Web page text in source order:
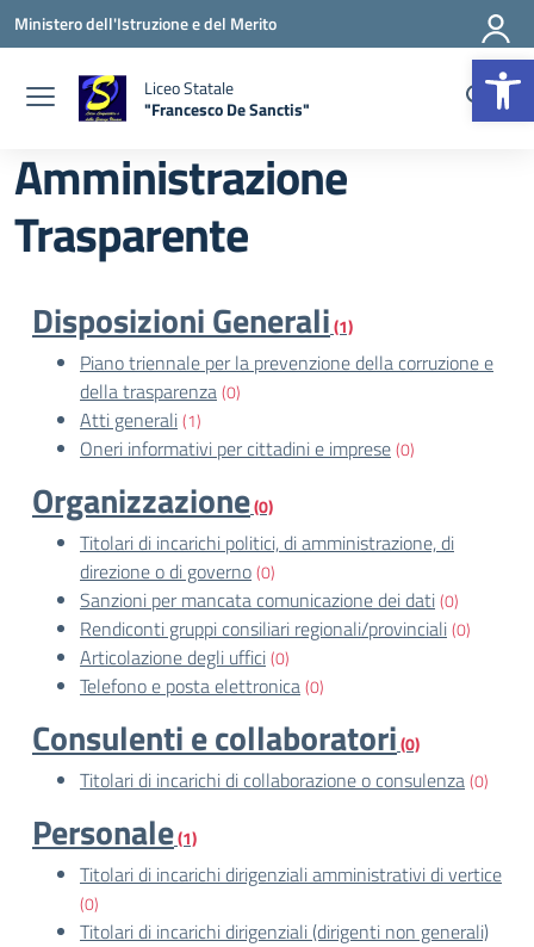
Vai ai contenuti
Vai al menu di navigazione
Vai al footer
Ministero dell'Istruzione e del Merito
Liceo Statale
"Francesco De Sanctis"
Amministrazione
Trasparente
Disposizioni Generali(1)
Piano triennale per la prevenzione della corruzione e
della trasparenza(0)
Atti generali(1)
Oneri informativi per cittadini e imprese(0)
Organizzazione(0)
Titolari di incarichi politici, di amministrazione, di
direzione o di governo(0)
Sanzioni per mancata comunicazione dei dati(0)
Rendiconti gruppi consiliari regionali/provinciali(0)
Articolazione degli uffici(0)
Telefono e posta elettronica(0)
Consulenti e collaboratori(0)
Titolari di incarichi di collaborazione o consulenza(0)
Personale(1)
Titolari di incarichi dirigenziali amministrativi di vertice
(0)
Titolari di incarichi dirigenziali (dirigenti non generali)